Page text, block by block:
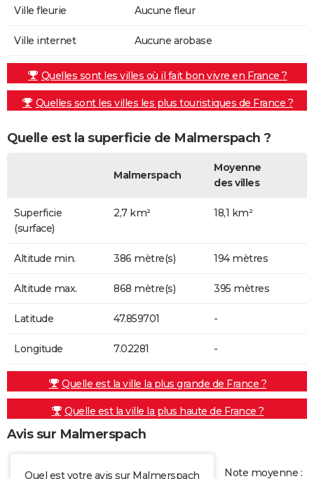
Ville fleurie Aucune fleur
Ville internet Aucune arobase
Quelles sont les villes où il fait bon vivre en France ?
Quelles sont les villes les plus touristiques de France ?
Quelle est la superficie de Malmerspach ?
Malmerspach
Moyenne
des villes
Superficie
(surface)
2,7 km² 18,1 km²
Altitude min. 386 mètre(s) 194 mètres
Altitude max. 868 mètre(s) 395 mètres
Latitude 47.859701 -
Longitude 7.02281 -
Quelle est la ville la plus grande de France ?
Quelle est la ville la plus haute de France ?
Avis sur Malmerspach
Quel est votre avis sur Malmerspach Note moyenne :